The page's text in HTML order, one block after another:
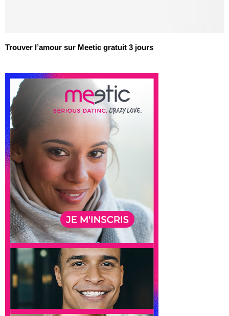
Trouver l’amour sur Meetic gratuit 3 jours